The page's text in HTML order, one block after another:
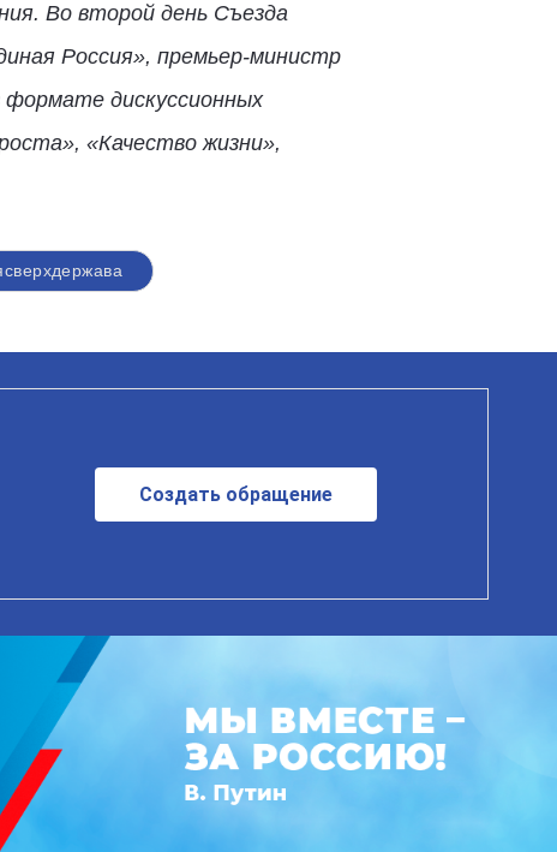
Во второй день Съезда
Россия», премьер-министр
дискуссионных
«Качество жизни»,
Создать обращение